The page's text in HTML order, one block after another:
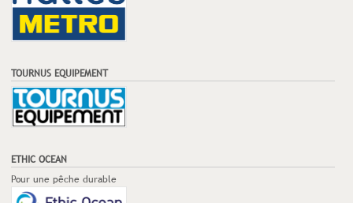
TOURNUS EQUIPEMENT
ETHIC OCEAN
Pour une pêche durable